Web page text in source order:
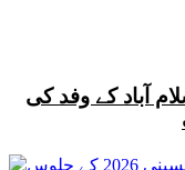
آباد کے وفد کی